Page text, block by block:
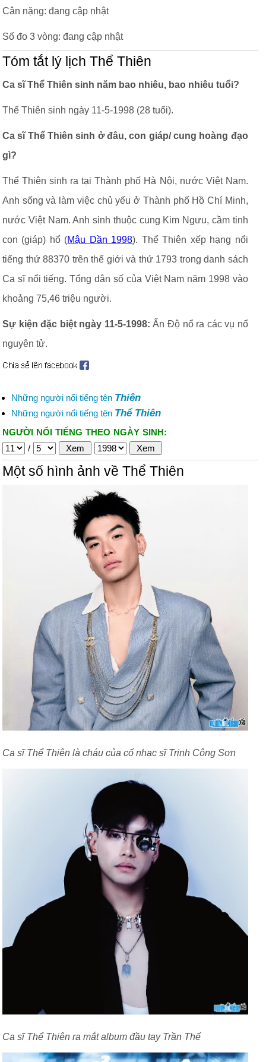
Cân nặng: đang cập nhật
Số đo 3 vòng: đang cập nhật
Tóm tắt lý lịch Thể Thiên
Ca sĩ Thể Thiên sinh năm bao nhiêu, bao nhiêu tuổi?
Thể Thiên sinh ngày 11-5-1998 (28 tuổi).
Ca sĩ Thể Thiên sinh ở đâu, con giáp/ cung hoàng đạo
gì?
Thể Thiên sinh ra tại Thành phố Hà Nội, nước Việt Nam.
Anh sống và làm việc chủ yếu ở Thành phố Hồ Chí Minh,
nước Việt Nam. Anh sinh thuộc cung Kim Ngưu, cầm tinh
con (giáp) hổ (Mậu Dần 1998). Thể Thiên xếp hạng nổi
tiếng thứ 88370 trên thế giới và thứ 1793 trong danh sách
Ca sĩ nổi tiếng. Tổng dân số của Việt Nam năm 1998 vào
khoảng 75,46 triệu người.
Sự kiện đặc biệt ngày 11-5-1998: Ấn Độ nổ ra các vụ nổ
nguyên tử.
Những người nổi tiếng tên Thiên
Những người nổi tiếng tên Thể Thiên
NGƯỜI NỔI TIẾNG THEO NGÀY SINH:
/
Một số hình ảnh về Thể Thiên
Ca sĩ Thể Thiên là cháu của cố nhạc sĩ Trịnh Công Sơn
Ca sĩ Thể Thiên ra mắt album đầu tay Trần Thế